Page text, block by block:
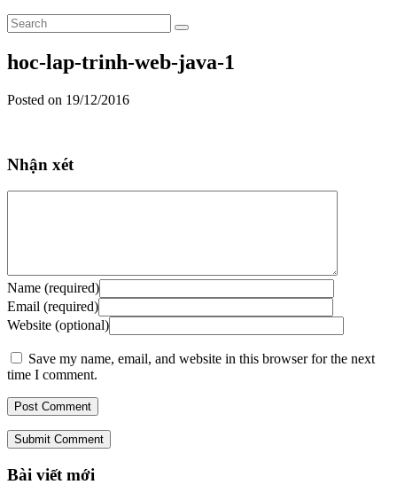
hoc-lap-trinh-web-java-1
Posted on 19/12/2016
Nhận xét
Name (required)
Email (required)
Website (optional)
Save my name, email, and website in this browser for the next
time I comment.
Submit Comment
Bài viết mới